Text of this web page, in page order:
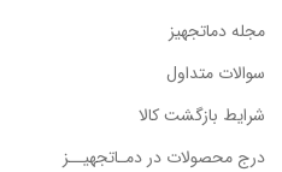
مجله دماتجهیز
سوالات متداول
شرایط بازگشت کالا
درج محصولات در دمـاتجهیــز